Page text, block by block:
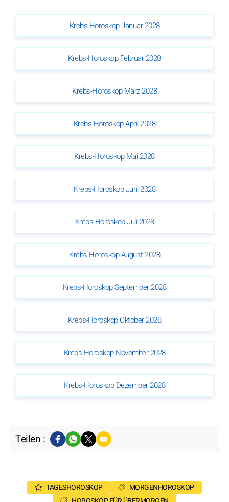
Krebs-Horoskop Januar 2028
Krebs-Horoskop Februar 2028
Krebs-Horoskop März 2028
Krebs-Horoskop April 2028
Krebs-Horoskop Mai 2028
Krebs-Horoskop Juni 2028
Krebs-Horoskop Juli 2028
Krebs-Horoskop August 2028
Krebs-Horoskop September 2028
Krebs-Horoskop Oktober 2028
Krebs-Horoskop November 2028
Krebs-Horoskop Dezember 2028
Teilen :
TAGESHOROSKOP
MORGENHOROSKOP